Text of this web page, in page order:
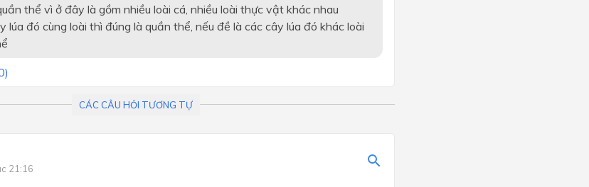
thể vì ở đây là gồm nhiều loài cá, nhiều loài thực vật khác nhau
lúa đó cùng loài thì đúng là quần thể, nếu đề là các cây lúa đó khác loài
)
CÁC CÂU HỎI TƯƠNG TỰ
21:16